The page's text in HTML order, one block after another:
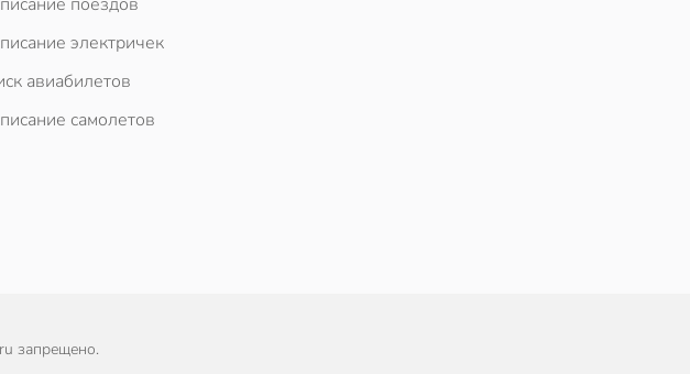
электричек
авиабилетов
самолетов
запрещено.